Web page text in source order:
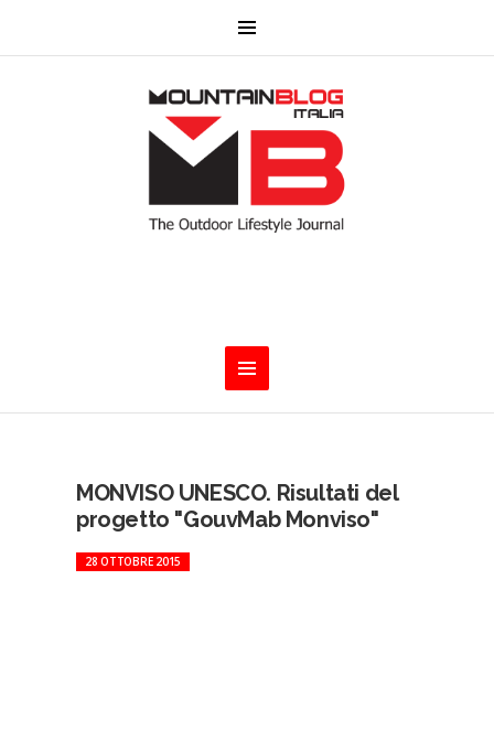
MONVISO UNESCO. Risultati del
progetto "GouvMab Monviso"
28 OTTOBRE 2015